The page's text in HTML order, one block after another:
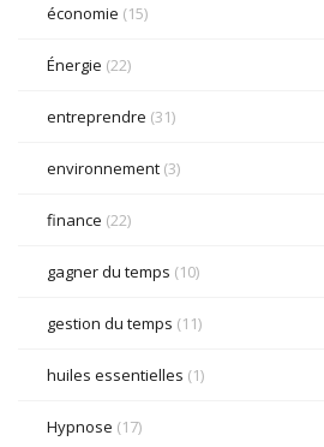
économie (15)
Énergie (22)
entreprendre (31)
environnement (3)
finance (22)
gagner du temps (10)
gestion du temps (11)
huiles essentielles (1)
Hypnose (17)